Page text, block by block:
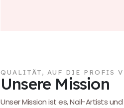
QUALITÄT, AUF DIE PROFIS
Unsere Mission
Unser Mission ist es, Nail-Artists